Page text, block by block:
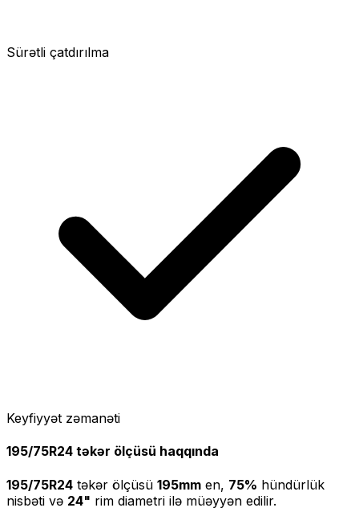
Sürətli çatdırılma
Keyfiyyət zəmanəti
195/75R24 təkər ölçüsü haqqında
195/75R24 təkər ölçüsü 195mm en, 75% hündürlük
nisbəti və 24" rim diametri ilə müəyyən edilir.